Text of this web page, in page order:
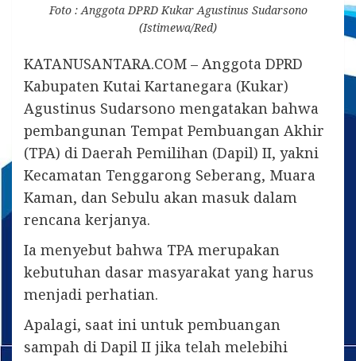
Foto : Anggota DPRD Kukar Agustinus Sudarsono
(Istimewa/Red)
KATANUSANTARA.COM – Anggota DPRD
Kabupaten Kutai Kartanegara (Kukar)
Agustinus Sudarsono mengatakan bahwa
pembangunan Tempat Pembuangan Akhir
(TPA) di Daerah Pemilihan (Dapil) II, yakni
Kecamatan Tenggarong Seberang, Muara
Kaman, dan Sebulu akan masuk dalam
rencana kerjanya.
Ia menyebut bahwa TPA merupakan
kebutuhan dasar masyarakat yang harus
menjadi perhatian.
Apalagi, saat ini untuk pembuangan
sampah di Dapil II jika telah melebihi